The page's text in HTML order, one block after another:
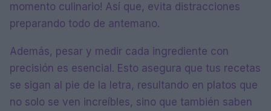
momento culinario! Así que, evita distracciones
preparando todo de antemano.
Además, pesar y medir cada ingrediente con
precisión es esencial. Esto asegura que tus recetas
se sigan al pie de la letra, resultando en platos que
no solo se ven increíbles, sino que también saben